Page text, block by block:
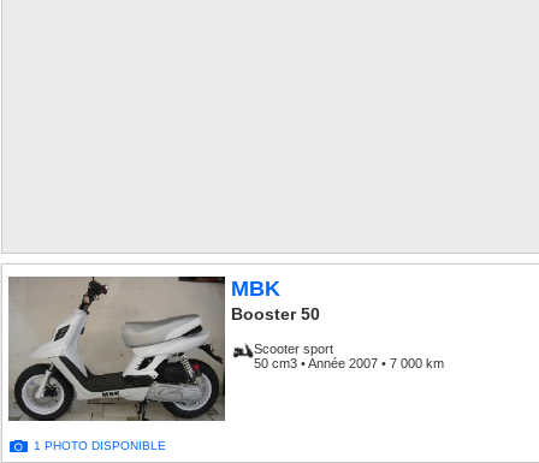
1 PHOTO DISPONIBLE
MBK
Booster 50
Scooter sport
50 cm3 • Année 2007 • 7 000 km